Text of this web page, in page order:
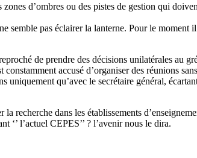
d’ombres ou des pistes de gestion qui
pas éclairer la lanterne. Pour le moment
de prendre des décisions unilatérales au
accusé d’organiser des réunions
qu’avec le secrétaire général,
recherche dans les établissements
‘’ l’actuel CEPES’’ ? l’avenir nous le dira.